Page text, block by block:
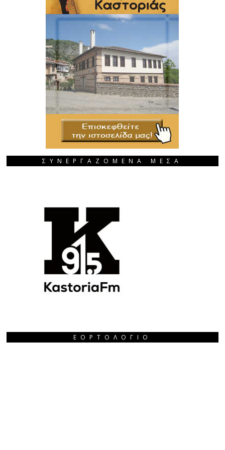
ΣΥΝΕΡΓΑΖΟΜΕΝΑ ΜΕΣΑ
ΕΟΡΤΟΛΌΓΙΟ